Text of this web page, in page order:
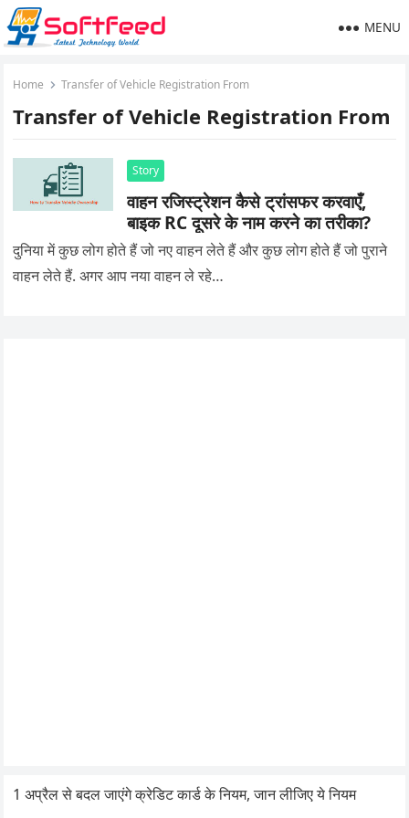
MENU
Home Transfer of Vehicle Registration From
Transfer of Vehicle Registration From
Story
वाहन रजिस्ट्रेशन कैसे ट्रांसफर करवाएँ,
बाइक RC दूसरे के नाम करने का तरीका?
दुनिया में कुछ लोग होते हैं जो नए वाहन लेते हैं और कुछ लोग होते हैं जो पुराने
वाहन लेते हैं. अगर आप नया वाहन ले रहे…
1 अप्रैल से बदल जाएंगे क्रेडिट कार्ड के नियम, जान लीजिए ये नियम